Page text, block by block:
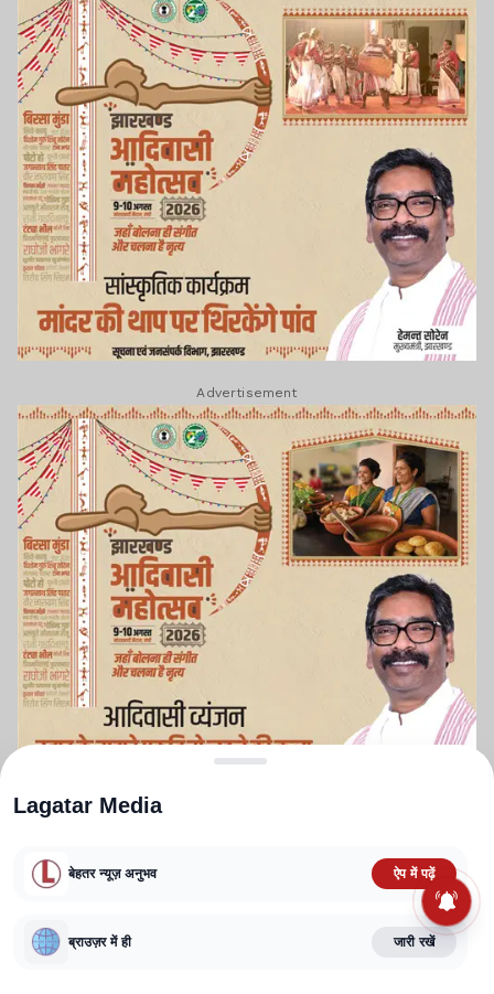
Advertisement
TERMS AND CONDITIONS
CORRECTIONS POLICY
FACT CHECKING POLICY
Lagatar Media
बेहतर न्यूज़ अनुभव ऐप में पढ़ें
ब्राउज़र में ही जारी रखें